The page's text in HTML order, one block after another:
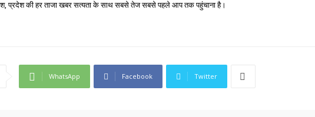
देश, प्रदेश की हर ताजा खबर सत्यता के साथ सबसे तेज सबसे पहले आप तक पहुंचाना है।
WhatsApp Facebook Twitter